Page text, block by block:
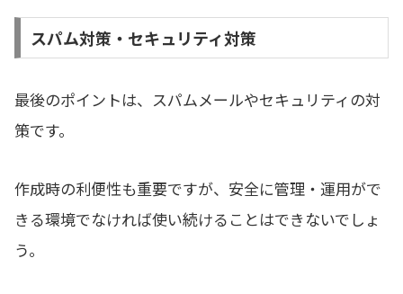
スパム対策・セキュリティ対策
最後のポイントは、スパムメールやセキュリティの対
策です。
作成時の利便性も重要ですが、安全に管理・運用がで
きる環境でなければ使い続けることはできないでしょ
う。